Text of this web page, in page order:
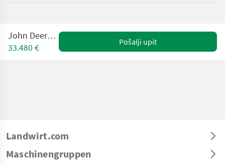
John Deere 3025E
33.480 €
Pošalji upit
Landwirt.com
Maschinengruppen